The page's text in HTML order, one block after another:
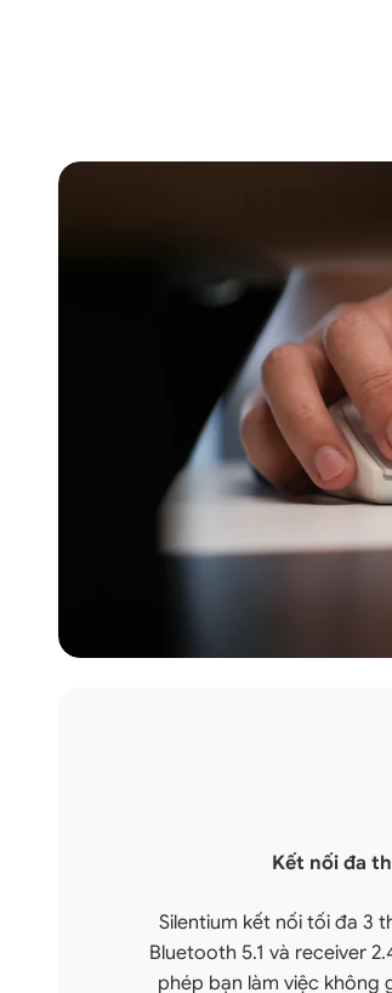
Kết nối đa
Silentium kết nối tối đa 3
Bluetooth 5.1 và receiver
phép bạn làm việc không